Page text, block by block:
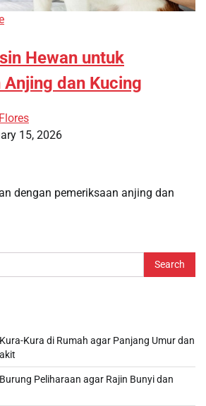
Hewan untuk
dan Kucing
15, 2026
dengan pemeriksaan anjing dan
Kura di Rumah agar Panjang Umur dan
Peliharaan agar Rajin Bunyi dan